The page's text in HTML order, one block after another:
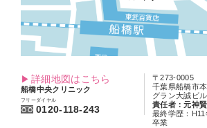
詳細地図はこちら
船橋中央クリニック
フリーダイヤル
0120-118-243
〒273-0005
千葉県船橋市
グラン大誠ビ
責任者：元神
最終学歴：
卒業